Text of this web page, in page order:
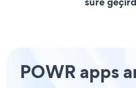
POWR apps